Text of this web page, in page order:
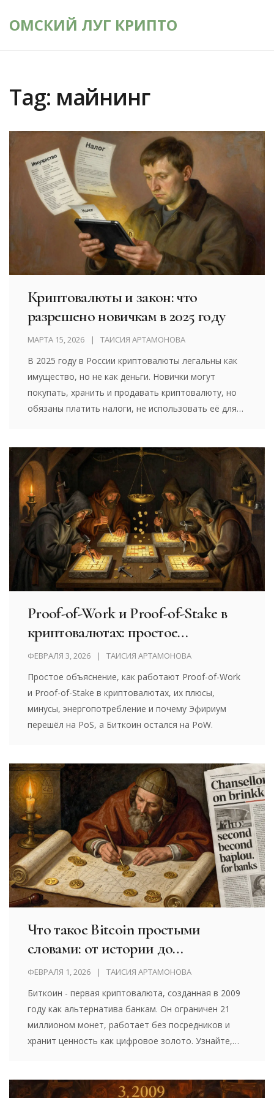
ОМСКИЙ ЛУГ КРИПТО
Tag: майнинг
Криптовалюты и закон: что
разрешено новичкам в 2025 году
МАРТА 15, 2026 ТАИСИЯ АРТАМОНОВА
В 2025 году в России криптовалюты легальны как
имущество, но не как деньги. Новички могут
покупать, хранить и продавать криптовалюту, но
обязаны платить налоги, не использовать её для
Proof-of-Work и Proof-of-Stake в
криптовалютах: простое
объяснение
ФЕВРАЛЯ 3, 2026 ТАИСИЯ АРТАМОНОВА
Простое объяснение, как работают Proof-of-Work
и Proof-of-Stake в криптовалютах, их плюсы,
минусы, энергопотребление и почему Эфириум
перешёл на PoS, а Биткоин остался на PoW.
Что такое Bitcoin простыми
словами: от истории до
современности
ФЕВРАЛЯ 1, 2026 ТАИСИЯ АРТАМОНОВА
Биткоин - первая криптовалюта, созданная в 2009
году как альтернатива банкам. Он ограничен 21
миллионом монет, работает без посредников и
хранит ценность как цифровое золото. Узнайте,